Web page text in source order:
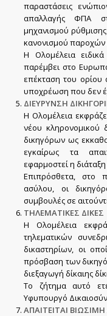
παραστάσεις
απαλλαγής ΦΠΑ
μηχανισμού
κανονισμού παροχών
Η Ολομέλεια
παρέμβει στο
επέκταση του ορίου
υποχρέωση που δεν
ΔΙΕΥΡΥΝΣΗ
Η Ολομέλεια
νέου κληρονομικού
δικηγόρων ως
εγκαίρως τα
εφαρμοστεί η
Επιπρόσθετα, στο
ασύλου, οι
συμβουλές σε
ΤΗΛΕΜΑΤΙΚΕΣ ΔΙΚΕΣ
Η Ολομέλεια
τηλεματικών
δικαστηρίων, οι
πρόσβαση των
διεξαγωγή δίκαιης
Το ζήτημα αυτό
Υφυπουργό
ΑΠΑΙΤΕΙΤΑΙ